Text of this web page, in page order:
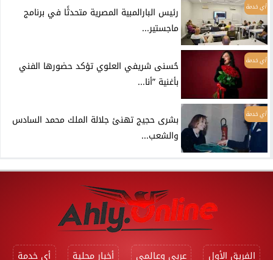
أي خدمة
رئيس البارالمبية المصرية متحدثًا في برنامج
ماجستير...
أي خدمة
حُسنى شريفي العلوي تؤكد حضورها الفني
بأغنية ”أنا...
أي خدمة
بشرى حجيج تهنئ جلالة الملك محمد السادس
والشعب...
الفريق الأول عربي وعالمي أخبار محلية أي خدمة